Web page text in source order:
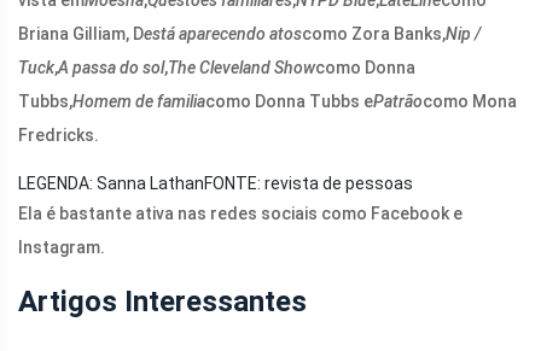
Briana Gilliam, Destá aparecendo atoscomo Zora Banks,Nip /
Tuck,A passa do sol,The Cleveland Showcomo Donna
Tubbs,Homem de familiacomo Donna Tubbs ePatrãocomo Mona
Fredricks.
LEGENDA: Sanna LathanFONTE: revista de pessoas
Ela é bastante ativa nas redes sociais como Facebook e
Instagram.
Artigos Interessantes